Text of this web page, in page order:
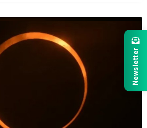
Newsletter